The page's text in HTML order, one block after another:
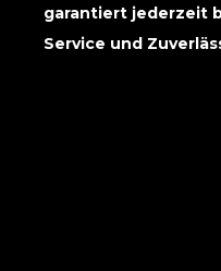
garantiert jederzeit
Service und